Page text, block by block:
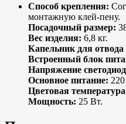
Способ крепления:
монтажную клей-пену.
Посадочный размер:
Вес изделия: 6,8 кг.
Капельник для
Встроенный блок
Напряжение
Основное питание:
Цветовая
Мощность: 25 Вт.